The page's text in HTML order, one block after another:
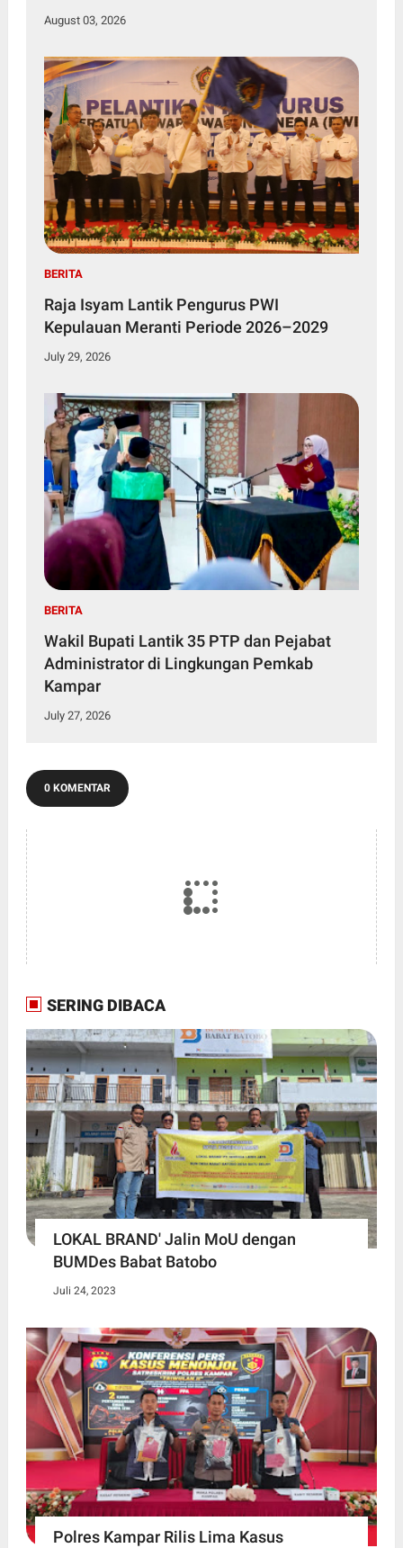
August 03, 2026
BERITA
Raja Isyam Lantik Pengurus PWI
Kepulauan Meranti Periode 2026–2029
July 29, 2026
BERITA
Wakil Bupati Lantik 35 PTP dan Pejabat
Administrator di Lingkungan Pemkab
Kampar
July 27, 2026
0 KOMENTAR
SERING DIBACA
LOKAL BRAND' Jalin MoU dengan
BUMDes Babat Batobo
Juli 24, 2023
Polres Kampar Rilis Lima Kasus